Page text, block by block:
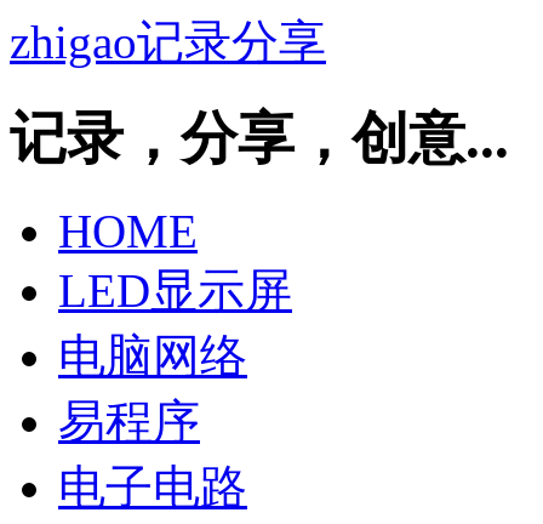
zhigao记录分享
记录，分享，创意...
HOME
LED显示屏
电脑网络
易程序
电子电路